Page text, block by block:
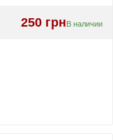
250 грнВ наличии